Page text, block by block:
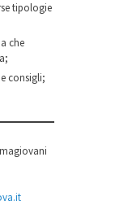
tipologie
che
consigli;